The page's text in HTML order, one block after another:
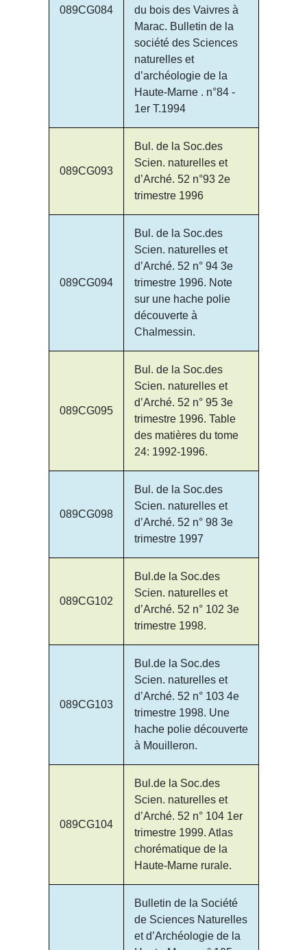
089CG084
du bois des Vaivres à
Marac. Bulletin de la
société des Sciences
naturelles et
d’archéologie de la
Haute-Marne . n°84 -
1er T.1994
089CG093
Bul. de la Soc.des
Scien. naturelles et
d’Arché. 52 n°93 2e
trimestre 1996
089CG094
Bul. de la Soc.des
Scien. naturelles et
d’Arché. 52 n° 94 3e
trimestre 1996. Note
sur une hache polie
découverte à
Chalmessin.
089CG095
Bul. de la Soc.des
Scien. naturelles et
d’Arché. 52 n° 95 3e
trimestre 1996. Table
des matières du tome
24: 1992-1996.
089CG098
Bul. de la Soc.des
Scien. naturelles et
d’Arché. 52 n° 98 3e
trimestre 1997
089CG102
Bul.de la Soc.des
Scien. naturelles et
d’Arché. 52 n° 102 3e
trimestre 1998.
089CG103
Bul.de la Soc.des
Scien. naturelles et
d’Arché. 52 n° 103 4e
trimestre 1998. Une
hache polie découverte
à Mouilleron.
089CG104
Bul.de la Soc.des
Scien. naturelles et
d’Arché. 52 n° 104 1er
trimestre 1999. Atlas
chorématique de la
Haute-Marne rurale.
Bulletin de la Société
de Sciences Naturelles
et d’Archéologie de la